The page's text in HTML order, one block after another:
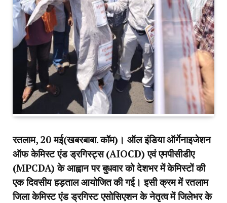
रतलाम, 20 मई(खबरबाबा. कॉम)। ऑल इंडिया ऑर्गेनाइजेशन
ऑफ केमिस्ट एंड ड्रगिस्ट्स (AIOCD) एवं एमपीसीडीए
(MPCDA) के आह्वान पर बुधवार को देशभर में केमिस्टों की
एक दिवसीय हड़ताल आयोजित की गई। इसी क्रम में रतलाम
जिला केमिस्ट एंड ड्रगिस्ट एसोसिएशन के नेतृत्व में जिलेभर के